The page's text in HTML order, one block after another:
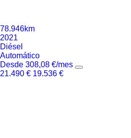
78.946km
2021
Diésel
Automático
Desde 308,08 €/mes
21.490 € 19.536 €